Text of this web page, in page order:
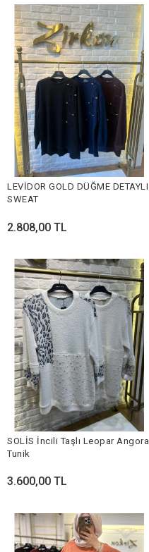
LEVİDOR GOLD DÜĞME DETAYLI
SWEAT
2.808,00 TL
SOLİS İncili Taşlı Leopar Angora
Tunik
3.600,00 TL